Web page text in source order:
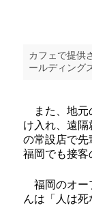
カフェで提供
ールディング
また、地元
け入れ、遠
の常設店で先
福岡でも接客
福岡のオー
んは「人は